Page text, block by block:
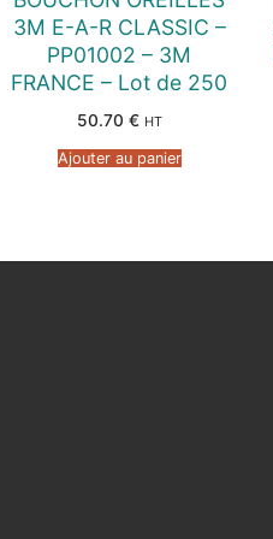
3M E-A-R CLASSIC –
PP01002 – 3M
FRANCE – Lot de 250
50.70 € HT
Ajouter au panier